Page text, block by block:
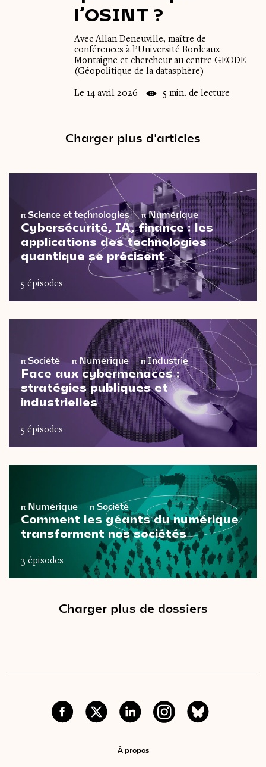
l’OSINT ?
Avec Allan Deneuville, maître de
conférences à l’Université Bordeaux
Montaigne et chercheur au centre GEODE
(Géopolitique de la datasphère)
Le 14 avril 2026 5 min. de lecture
Charger plus d'articles
π Science et technologies πNumérique
Cybersécurité, IA, finance : les
applications des technologies
quantique se précisent
5 épisodes
π Société π Numérique πIndustrie
Face aux cybermenaces :
stratégies publiques et
industrielles
5 épisodes
π Numérique π Société
Comment les géants du numérique
transforment nos sociétés
3 épisodes
Charger plus de dossiers
À propos